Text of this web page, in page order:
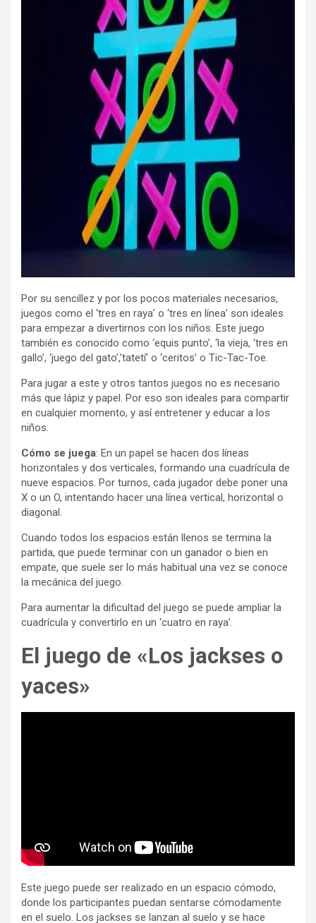
Por su sencillez y por los pocos materiales necesarios,
juegos como el ‘tres en raya’ o ‘tres en línea’ son ideales
para empezar a divertirnos con los niños. Este juego
también es conocido como ‘equis punto’, ‘la vieja, ‘tres en
gallo’, ‘juego del gato’,’tatetí’ o ‘ceritos’ o Tic-Tac-Toe.
Para jugar a este y otros tantos juegos no es necesario
más que lápiz y papel. Por eso son ideales para compartir
en cualquier momento, y así entretener y educar a los
niños.
Cómo se juega: En un papel se hacen dos líneas
horizontales y dos verticales, formando una cuadrícula de
nueve espacios. Por turnos, cada jugador debe poner una
X o un O, intentando hacer una línea vertical, horizontal o
diagonal.
Cuando todos los espacios están llenos se termina la
partida, que puede terminar con un ganador o bien en
empate, que suele ser lo más habitual una vez se conoce
la mecánica del juego.
Para aumentar la dificultad del juego se puede ampliar la
cuadrícula y convertirlo en un ‘cuatro en raya’.
El juego de «Los jackses o
yaces»
Este juego puede ser realizado en un espacio cómodo,
donde los participantes puedan sentarse cómodamente
en el suelo. Los jackses se lanzan al suelo y se hace